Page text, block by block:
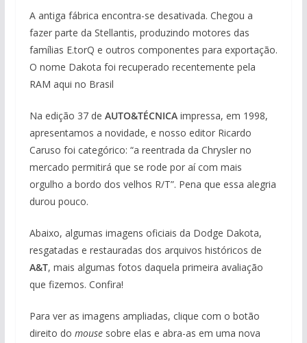
A antiga fábrica encontra-se desativada. Chegou a
fazer parte da Stellantis, produzindo motores das
famílias E.torQ e outros componentes para exportação.
O nome Dakota foi recuperado recentemente pela
RAM aqui no Brasil
Na edição 37 de AUTO&TÉCNICAimpressa, em 1998,
apresentamos a novidade, e nosso editor Ricardo
Caruso foi categórico: “a reentrada da Chrysler no
mercado permitirá que se rode por aí com mais
orgulho a bordo dos velhos R/T”. Pena que essa alegria
durou pouco.
Abaixo, algumas imagens oficiais da Dodge Dakota,
resgatadas e restauradas dos arquivos históricos de
A&T, mais algumas fotos daquela primeira avaliação
que fizemos. Confira!
Para ver as imagens ampliadas, clique com o botão
direito do mousesobre elas e abra-as em uma nova